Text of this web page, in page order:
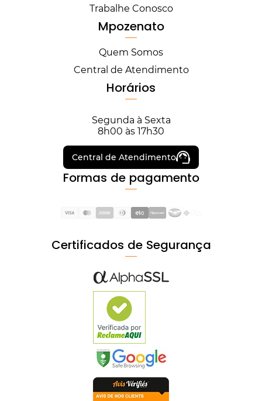
Trabalhe Conosco
Mpozenato
Quem Somos
Central de Atendimento
Horários
Segunda à Sexta
8h00 às 17h30
Central de Atendimento
Formas de pagamento
Certificados de Segurança